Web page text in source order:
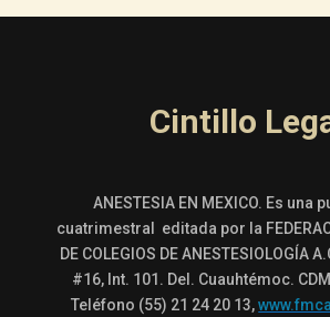
Cintillo
ANESTESIA EN MEXICO. Es una
cuatrimestral editada por la
DE COLEGIOS DE ANESTESIOLOGÍA
#16, Int. 101. Del. Cuauhtémoc.
Teléfono (55) 21 24 20 13,